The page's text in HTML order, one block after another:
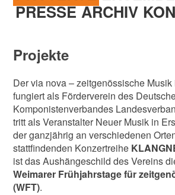
PRESSE ARCHIV
Projekte
Der via nova – zeitgenössische
fungiert als Förderverein des
Komponistenverbandes
tritt als Veranstalter Neuer Musik in
der ganzjährig an verschiedenen
stattfindenden Konzertreihe
ist das Aushängeschild des Vereins
Weimarer Frühjahrstage für
(WFT).